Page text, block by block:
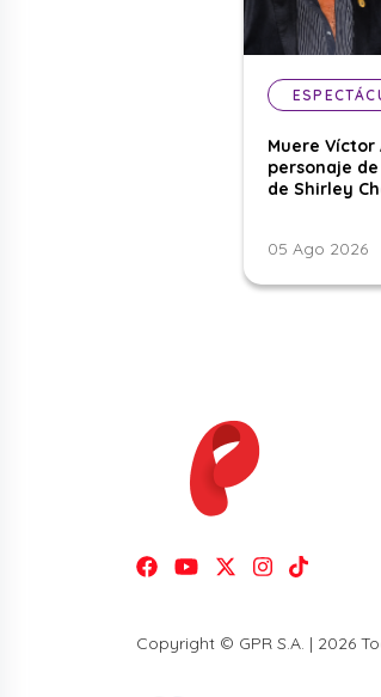
Muere
personaje
de Shirley
05 Ago 2026
Copyright © GPR S.A. | 2026